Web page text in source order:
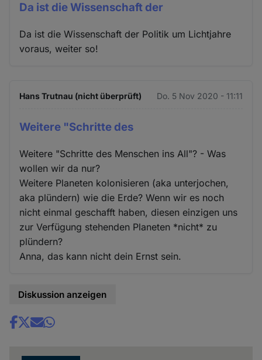
Da ist die Wissenschaft der
Da ist die Wissenschaft der Politik um Lichtjahre
voraus, weiter so!
Hans Trutnau (nicht überprüft) Do. 5 Nov 2020 - 11:11
Weitere "Schritte des
Weitere "Schritte des Menschen ins All"? - Was
wollen wir da nur?
Weitere Planeten kolonisieren (aka unterjochen,
aka plündern) wie die Erde? Wenn wir es noch
nicht einmal geschafft haben, diesen einzigen uns
zur Verfügung stehenden Planeten *nicht* zu
plündern?
Anna, das kann nicht dein Ernst sein.
Diskussion anzeigen
Share